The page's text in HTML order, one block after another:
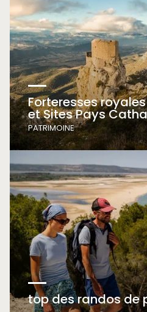
Forteresses
et Sites Pays
PATRIMOINE
top des randos de